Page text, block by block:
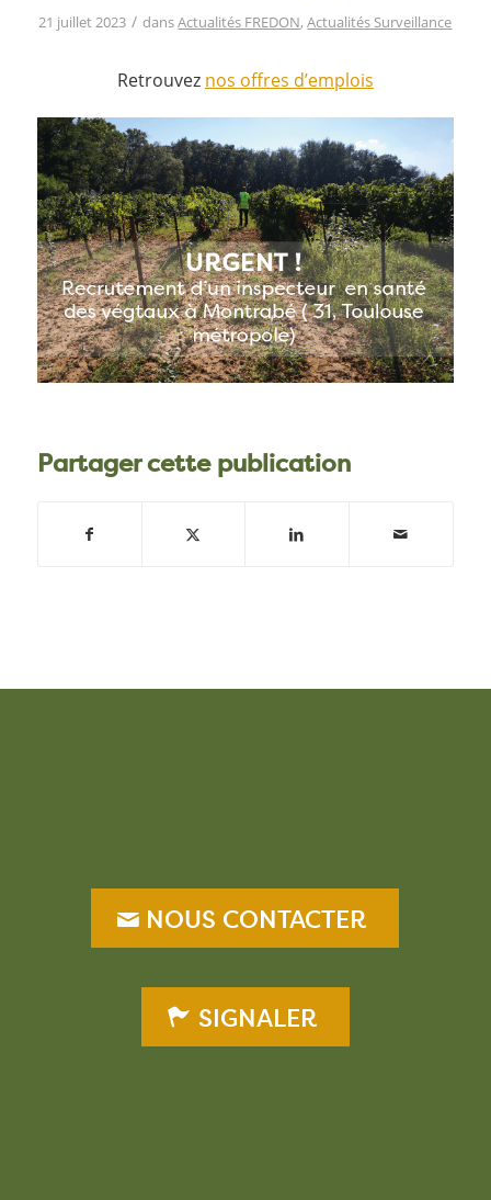
21 juillet 2023 / dansActualités FREDON,Actualités Surveillance
Retrouvez nos offres d’emplois
Partager cette publication
NOUS CONTACTER
SIGNALER